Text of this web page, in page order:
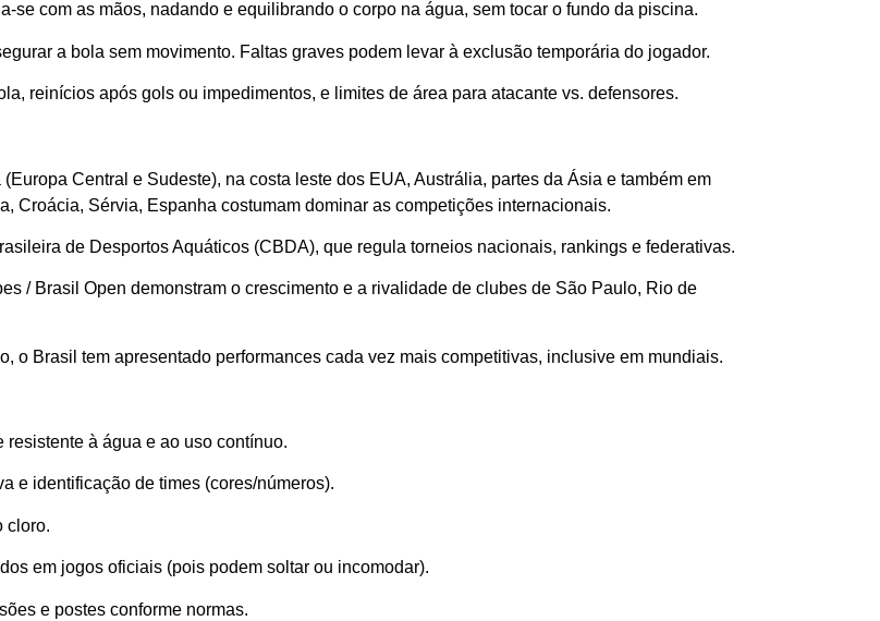
se com as mãos, nadando e equilibrando o corpo na água, sem tocar o fundo da piscina.
a bola sem movimento. Faltas graves podem levar à exclusão temporária do jogador.
reinícios após gols ou impedimentos, e limites de área para atacante vs. defensores.
Central e Sudeste), na costa leste dos EUA, Austrália, partes da Ásia e também em
Croácia, Sérvia, Espanha costumam dominar as competições internacionais.
de Desportos Aquáticos (CBDA), que regula torneios nacionais, rankings e federativas.
/ Brasil Open demonstram o crescimento e a rivalidade de clubes de São Paulo, Rio de
o Brasil tem apresentado performances cada vez mais competitivas, inclusive em mundiais.
à água e ao uso contínuo.
e identificação de times (cores/números).
cloro.
em jogos oficiais (pois podem soltar ou incomodar).
e postes conforme normas.